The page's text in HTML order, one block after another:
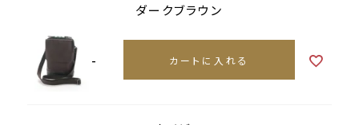
ダークブラウン
- カートに入れる